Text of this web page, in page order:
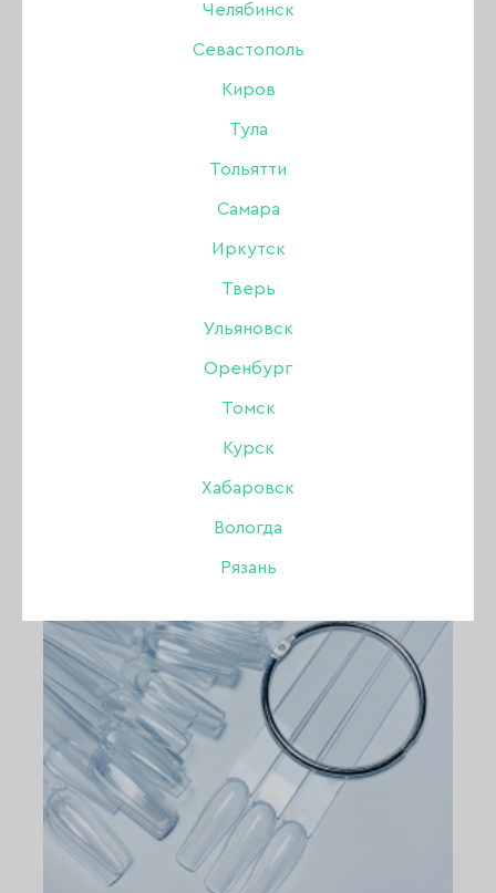
Челябинск
Севастополь
Киров
Тула
Тольятти
Самара
Иркутск
Тверь
Ульяновск
Оренбург
Томск
Курск
Хабаровск
Вологда
Рязань
БАХИЛЫ, ТАПОЧКИ, РАЗДЕЛИТЕЛИ ДЛЯ
ПАЛЬЦЕВ
КОЛПАЧКИ И ОСНОВЫ